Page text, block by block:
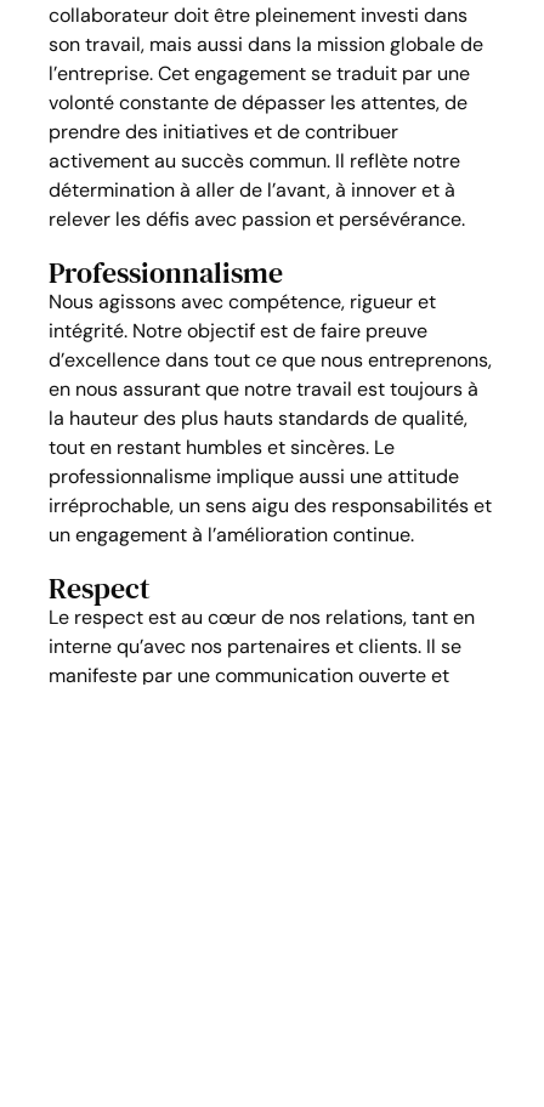
collaborateur doit être pleinement investi dans
son travail, mais aussi dans la mission globale de
l’entreprise. Cet engagement se traduit par une
volonté constante de dépasser les attentes, de
prendre des initiatives et de contribuer
activement au succès commun. Il reflète notre
détermination à aller de l’avant, à innover et à
relever les défis avec passion et persévérance.
Professionnalisme
Nous agissons avec compétence, rigueur et
intégrité. Notre objectif est de faire preuve
d’excellence dans tout ce que nous entreprenons,
en nous assurant que notre travail est toujours à
la hauteur des plus hauts standards de qualité,
tout en restant humbles et sincères. Le
professionnalisme implique aussi une attitude
irréprochable, un sens aigu des responsabilités et
un engagement à l’amélioration continue.
Respect
Le respect est au cœur de nos relations, tant en
interne qu’avec nos partenaires et clients. Il se
manifeste par une communication ouverte et